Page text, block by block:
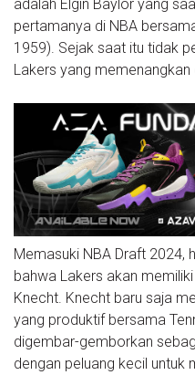
adalah Elgin Baylor yang
pertamanya di NBA
1959). Sejak saat itu tidak
Lakers yang
Memasuki NBA Draft 2024,
bahwa Lakers akan
Knecht. Knecht baru saja
yang produktif bersama
digembar-gemborkan
dengan peluang kecil untuk